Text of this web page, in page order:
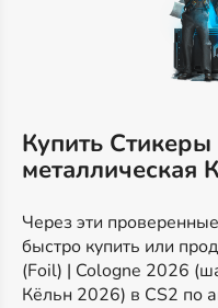
Купить
металлическая
Через эти
быстро купить или
(Foil) | Cologne 2026
Кёльн 2026) в CS2 по